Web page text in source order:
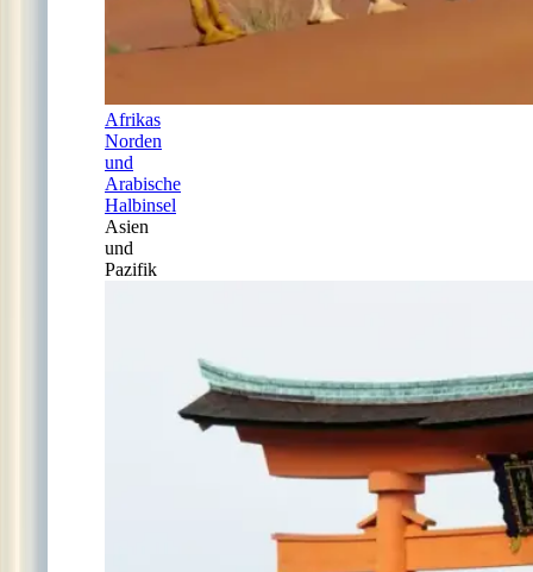
Afrikas
Norden
und
Arabische
Halbinsel
Asien
und
Pazifik